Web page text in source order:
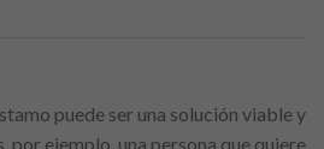
puede ser una solución viable y
por ejemplo, una persona que quiere